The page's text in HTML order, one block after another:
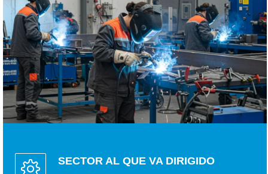
SECTOR AL QUE VA DIRIGIDO